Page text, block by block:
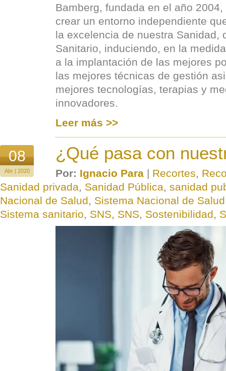
Bamberg, fundada en el año
crear un entorno independiente
la excelencia de nuestra Sanidad,
Sanitario, induciendo, en la
a la implantación de las mejores
las mejores técnicas de gestión
mejores tecnologías, terapias y
innovadores.
Leer más >>
08
Abr | 2020
¿Qué pasa con
Por: Ignacio Para | Recortes,
Sanidad privada, Sanidad Pública, sanidad
Nacional de Salud, Sistema Nacional de Salud
Sistema sanitario, SNS, SNS, Sostenibilidad,